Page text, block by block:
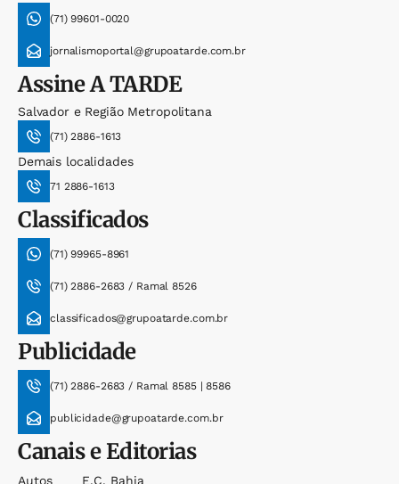
(71) 99601-0020
jornalismoportal@grupoatarde.com.br
AssineA TARDE
Salvador e Região Metropolitana
(71) 2886-1613
Demais localidades
71 2886-1613
Classificados
(71) 99965-8961
(71) 2886-2683 / Ramal 8526
classificados@grupoatarde.com.br
Publicidade
(71) 2886-2683 / Ramal 8585 | 8586
publicidade@grupoatarde.com.br
Canais e Editorias
Autos
E.c. Bahia